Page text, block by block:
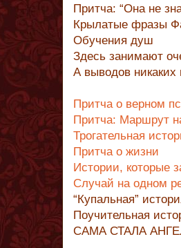
Притча: “Она не
Крылатые фразы
Обучения душ
Здесь занимают
А выводов
Притча о верном
Притча: Маршрут
Трогательная
Притча о жизни
Истории, которые
Случай на одном
“Купальная”
Поучительная
САМА СТАЛА